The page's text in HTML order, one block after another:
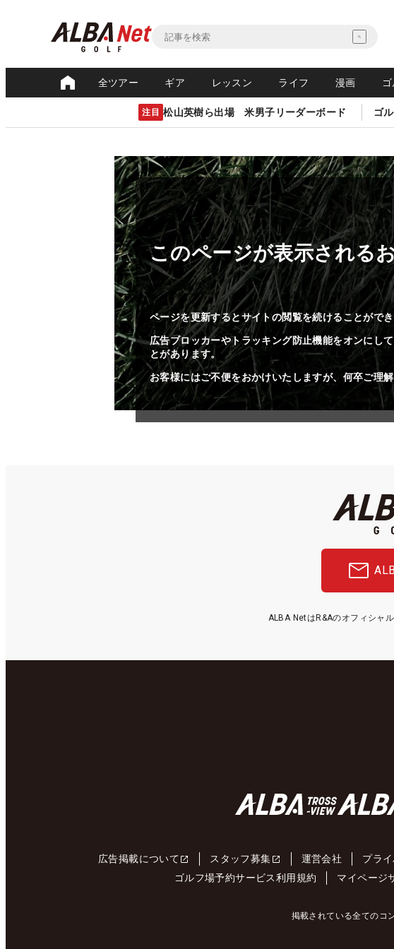
全ツアー ギア レッスン ライフ 漫画
注目 松山英樹ら出場 米男子リーダーボード ゴ
このページが表示される
ページを更新するとサイトの閲覧を続けることができ
広告ブロッカーやトラッキング防止機能をオンにし
とがあります。
お客様にはご不便をおかけいたしますが、何卒ご理
ALBA NetはR&Aのオフィシャ
広告掲載について スタッフ募集 運営会社 プラ
ゴルフ場予約サービス利用規約
マイページ
掲載されている全てのコ